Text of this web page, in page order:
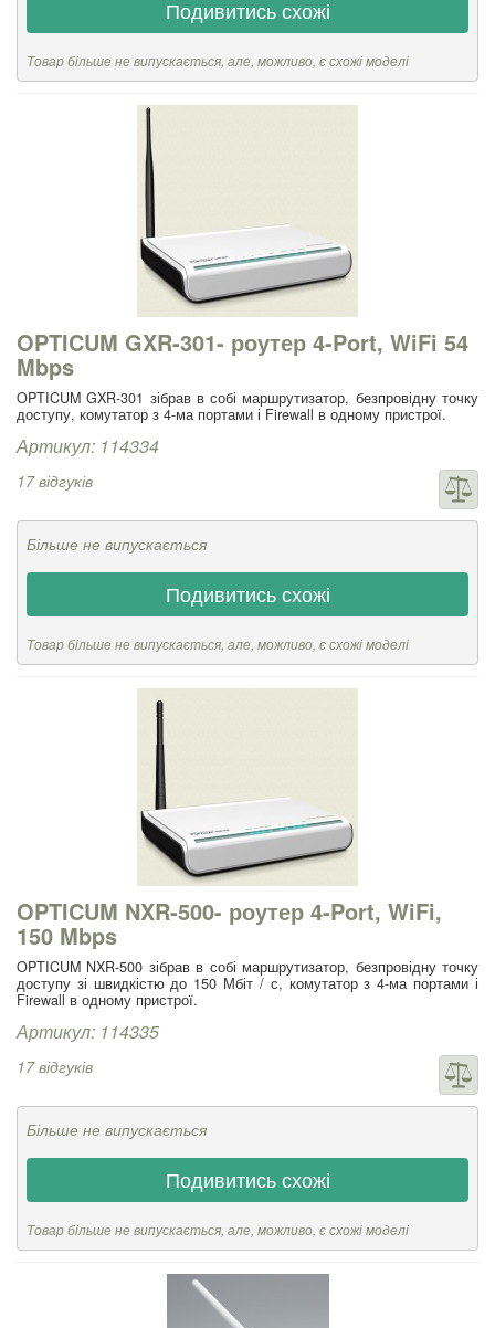
Подивитись схожі
Товар більше не випускається, але, можливо, є схожі моделі
OPTICUM GXR-301- роутер 4-Port, WiFi 54
Mbps
OPTICUM GXR-301 зібрав в собі маршрутизатор, безпровідну точку
доступу, комутатор з 4-ма портами і Firewall в одному пристрої.
Артикул: 114334
17 відгуків
Більше не випускається
Подивитись схожі
Товар більше не випускається, але, можливо, є схожі моделі
OPTICUM NXR-500- роутер 4-Port, WiFi,
150 Mbps
OPTICUM NXR-500 зібрав в собі маршрутизатор, безпровідну точку
доступу зі швидкістю до 150 Мбіт / с, комутатор з 4-ма портами і
Firewall в одному пристрої.
Артикул: 114335
17 відгуків
Більше не випускається
Подивитись схожі
Товар більше не випускається, але, можливо, є схожі моделі